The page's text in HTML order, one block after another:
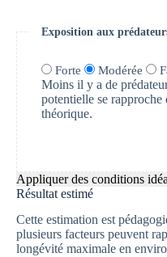
Exposition aux
Forte Modérée
Moins il y a de
potentielle se
théorique.
Appliquer des conditions
Résultat estimé
Cette estimation est
plusieurs facteurs peuvent
longévité maximale en